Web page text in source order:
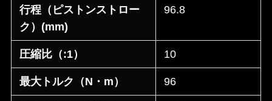
行程（ピストンストロー
ク）(mm)
96.8
圧縮比（:1） 10
最大トルク（N・m） 96